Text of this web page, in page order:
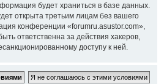
будет храниться в базе данных.
открыта третьим лицам без вашего
конференции «forumru.asustor.com»,
ответственна за действия хакеров,
доступу к ней.